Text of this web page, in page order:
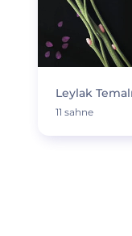
Leylak
11 sahne